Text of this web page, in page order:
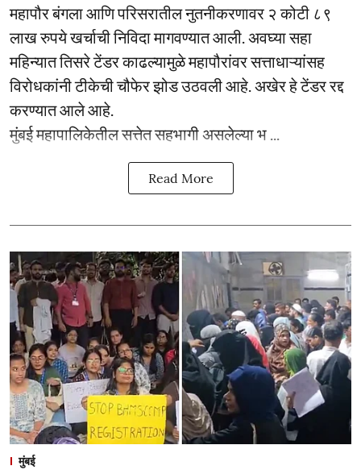
महापौर बंगला आणि परिसरातील नुतनीकरणावर २ कोटी ८९
लाख रुपये खर्चाची निविदा मागवण्यात आली. अवघ्या सहा
महिन्यात तिसरे टेंडर काढल्यामुळे महापौरांवर सत्ताधाऱ्यांसह
विरोधकांनी टीकेची चौफेर झोड उठवली आहे. अखेर हे टेंडर रद्द
करण्यात आले आहे.
मुंबई महापालिकेतील सत्तेत सहभागी असलेल्या भ ...
Read More
मुंबई